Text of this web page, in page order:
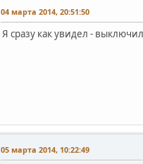
04 марта 2014, 20:51:50
Я сразу как увидел -
05 марта 2014, 10:22:49